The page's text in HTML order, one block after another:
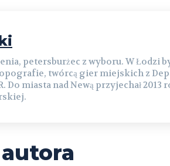
petersburżec z wyboru. W Łodzi
twórcą gier miejskich z
miasta nad Newą przyjechał 2013